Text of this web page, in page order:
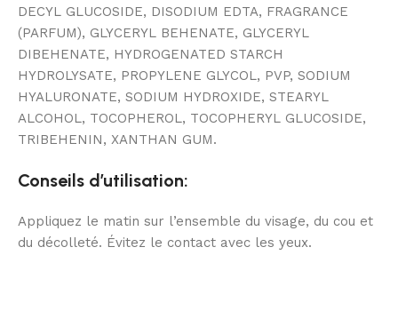
DECYL GLUCOSIDE, DISODIUM EDTA, FRAGRANCE
(PARFUM), GLYCERYL BEHENATE, GLYCERYL
DIBEHENATE, HYDROGENATED STARCH
HYDROLYSATE, PROPYLENE GLYCOL, PVP, SODIUM
HYALURONATE, SODIUM HYDROXIDE, STEARYL
ALCOHOL, TOCOPHEROL, TOCOPHERYL GLUCOSIDE,
TRIBEHENIN, XANTHAN GUM.
Conseils d’utilisation:
Appliquez le matin sur l’ensemble du visage, du cou et
du décolleté. Évitez le contact avec les yeux.